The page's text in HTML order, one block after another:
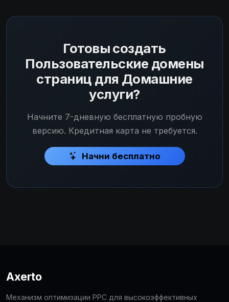
Готовы создать
Пользовательские домены
страниц для Домашние
услуги?
Начните 7-дневную бесплатную пробную
версию. Кредитная карта не требуется.
Начни бесплатно
Axerto
Механизм оптимизации PPC для высокоэффективных